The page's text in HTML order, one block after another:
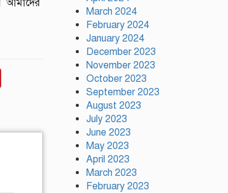
আমাদের
March 2024
February 2024
January 2024
December 2023
November 2023
October 2023
September 2023
August 2023
July 2023
June 2023
May 2023
April 2023
March 2023
February 2023